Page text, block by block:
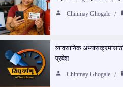
Chinmay Ghogale
व्यावसायिक
प्रवेश
Chinmay Ghogale